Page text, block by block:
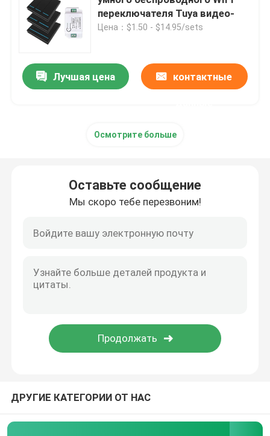
Беспроводной переключатель дистанционного
Переключатель касания Zigbee
Гнездо Homekit умное
Беспроводной водонепроницаемый дверной звонок
переключателя Tuya видео-
Цена：$1.50 - $14.95/sets
Лучшая цена контактные
Осмотрите больше
Оставьте сообщение
Мы скоро тебе перезвоним!
ДРУГИЕ КАТЕГОРИИ ОТ НАС